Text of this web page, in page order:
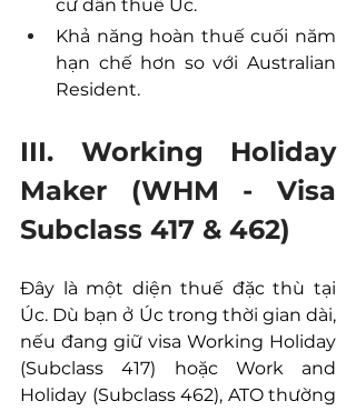
cư dân thuế Úc.
Khả năng hoàn thuế cuối năm
hạn chế hơn so với Australian
Resident.
III. Working Holiday
Maker (WHM - Visa
Subclass 417 & 462)
Đây là một diện thuế đặc thù tại
Úc. Dù bạn ở Úc trong thời gian dài,
nếu đang giữ visa Working Holiday
(Subclass 417) hoặc Work and
Holiday (Subclass 462), ATO thường